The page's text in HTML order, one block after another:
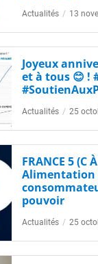
Actualités / 13
Joyeux
et à tous 😊 !
Actualités / 25
FRANCE 5 (C
Alimentation
pouvoir
Actualités / 25